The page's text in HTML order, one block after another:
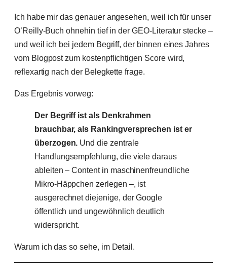
Ich habe mir das genauer angesehen, weil ich für unser
O’Reilly-Buch ohnehin tief in der GEO-Literatur stecke –
und weil ich bei jedem Begriff, der binnen eines Jahres
vom Blogpost zum kostenpflichtigen Score wird,
reflexartig nach der Belegkette frage.
Das Ergebnis vorweg:
Der Begriff ist als Denkrahmen
brauchbar, als Rankingversprechen ist er
überzogen. Und die zentrale
Handlungsempfehlung, die viele daraus
ableiten – Content in maschinenfreundliche
Mikro-Häppchen zerlegen –, ist
ausgerechnet diejenige, der Google
öffentlich und ungewöhnlich deutlich
widerspricht.
Warum ich das so sehe, im Detail.